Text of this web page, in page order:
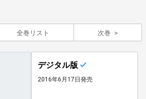
全巻リスト 次巻
デジタル版
2016年6月17日発売